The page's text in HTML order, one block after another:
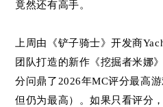
竟然还有高手。
上周由《铲子骑士》开发商
团队打造的新作《挖掘者米娜
分问鼎了2026年MC评分最高
但仍为最高）。如果只看评分